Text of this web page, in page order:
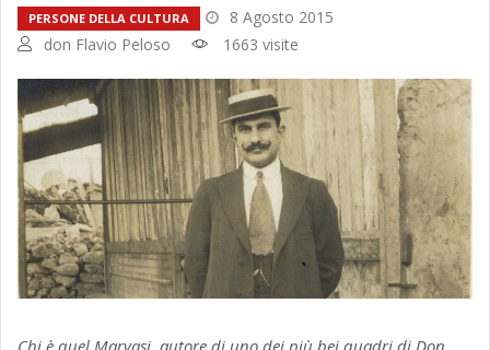
PERSONE DELLA CULTURA
8 Agosto 2015
don Flavio Peloso
1663 visite
Chi è quel Marvasi, autore di uno dei più bei quadri di Don